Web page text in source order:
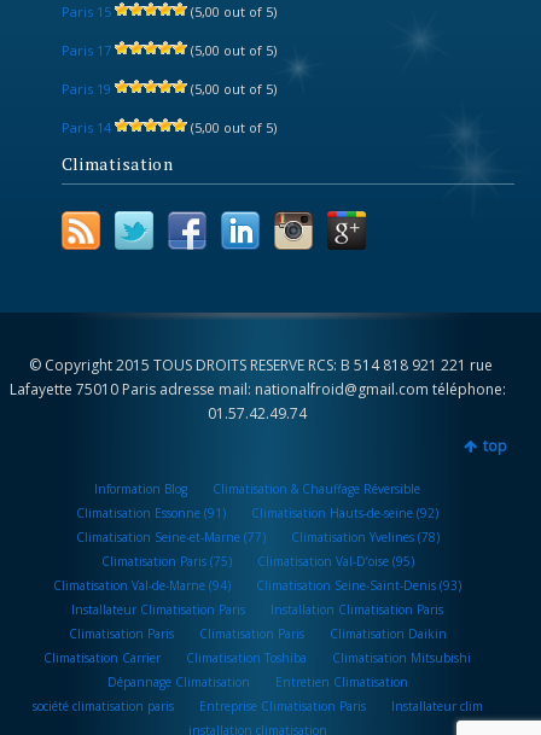
Paris 15 (5,00 out of 5)
Paris 17 (5,00 out of 5)
Paris 19 (5,00 out of 5)
Paris 14 (5,00 out of 5)
Climatisation
© Copyright 2015 TOUS DROITS RESERVE RCS: B 514 818 921 221 rue
Lafayette 75010 Paris adresse mail: nationalfroid@gmail.com téléphone:
01.57.42.49.74
top
Information Blog
Climatisation & Chauffage Réversible
Climatisation Essonne (91)
Climatisation Hauts-de-seine (92)
Climatisation Seine-et-Marne (77)
Climatisation Yvelines (78)
Climatisation Paris (75)
Climatisation Val-D’oise (95)
Climatisation Val-de-Marne (94)
Climatisation Seine-Saint-Denis (93)
Installateur Climatisation Paris
Installation Climatisation Paris
Climatisation Paris
Climatisation Paris
Climatisation Daikin
Climatisation Carrier
Climatisation Toshiba
Climatisation Mitsubishi
Dépannage Climatisation
Entretien Climatisation
société climatisation paris
Entreprise Climatisation Paris
Installateur clim
installation climatisation